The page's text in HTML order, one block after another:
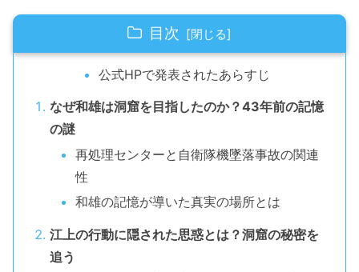
目次
公式HPで発表されたあらすじ
なぜ和雄は洞窟を目指したのか？43年前の記憶
の謎
再処理センターと自衛隊機墜落事故の関連
性
和雄の記憶が導いた真実の場所とは
江上の行動に隠された思惑とは？洞窟の秘密を
追う